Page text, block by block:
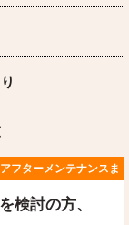
フターメンテナンスま
を検討の方、